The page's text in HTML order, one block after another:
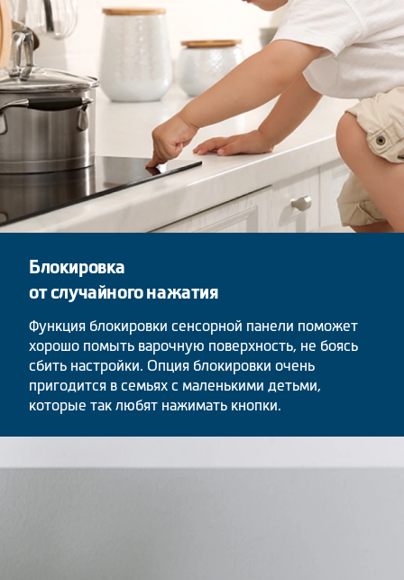
Блокировка
от случайного нажатия
Функция блокировки сенсорной панели поможет
хорошо помыть варочную поверхность, не боясь
сбить настройки. Опция блокировки очень
пригодится в семьях с маленькими детьми,
которые так любят нажимать кнопки.